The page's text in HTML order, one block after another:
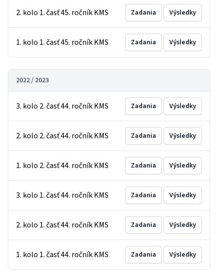
2. kolo 1. časť 45. ročník KMS Zadania Výsledky
1. kolo 1. časť 45. ročník KMS Zadania Výsledky
2022 / 2023
3. kolo 2. časť 44. ročník KMS Zadania Výsledky
2. kolo 2. časť 44. ročník KMS Zadania Výsledky
1. kolo 2. časť 44. ročník KMS Zadania Výsledky
3. kolo 1. časť 44. ročník KMS Zadania Výsledky
2. kolo 1. časť 44. ročník KMS Zadania Výsledky
1. kolo 1. časť 44. ročník KMS Zadania Výsledky